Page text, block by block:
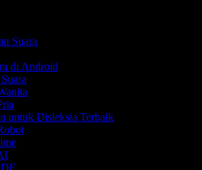
Suara
di Android
untuk Disleksia Terbaik